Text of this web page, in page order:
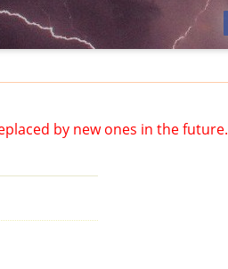
by new ones in the future.